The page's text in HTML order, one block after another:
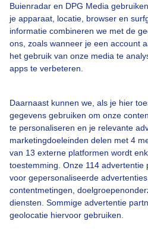
Buienradar en DPG Media
je apparaat, locatie, browser en
informatie combineren we met de
ons, zoals wanneer je een account
het gebruik van onze media te
apps te verbeteren.
Daarnaast kunnen we, als je hier
gegevens gebruiken om onze
te personaliseren en je relevante
marketingdoeleinden delen met 4
van 13 externe platformen wordt
toestemming. Onze 114
voor gepersonaliseerde
contentmetingen,
diensten. Sommige advertentie
geolocatie hiervoor gebruiken.
Bekijk slideshow
Over Buienradar
Bedrijfsgegevens